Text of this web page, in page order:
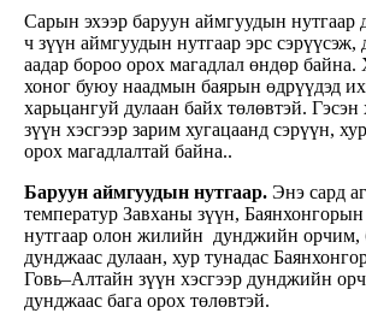
Сарын эхээр баруун аймгуудын нутгаар
ч зүүн аймгуудын нутгаар эрс сэрүүсэж,
аадар бороо орох магадлал өндөр байна.
хоног буюу наадмын баярын өдрүүдэд
харьцангуй дулаан байх төлөвтэй.
зүүн хэсгээр зарим хугацаанд сэрүүн,
орох магадлалтай байна..
Баруун аймгуудын нутгаар. Энэ сард
температур Завханы зүүн, Баянхонгорын
нутгаар олон жилийн дунджийн орчим,
дунджаас дулаан, хур тунадас
Говь–Алтайн зүүн хэсгээр дунджийн
дунджаас бага орох төлөвтэй.